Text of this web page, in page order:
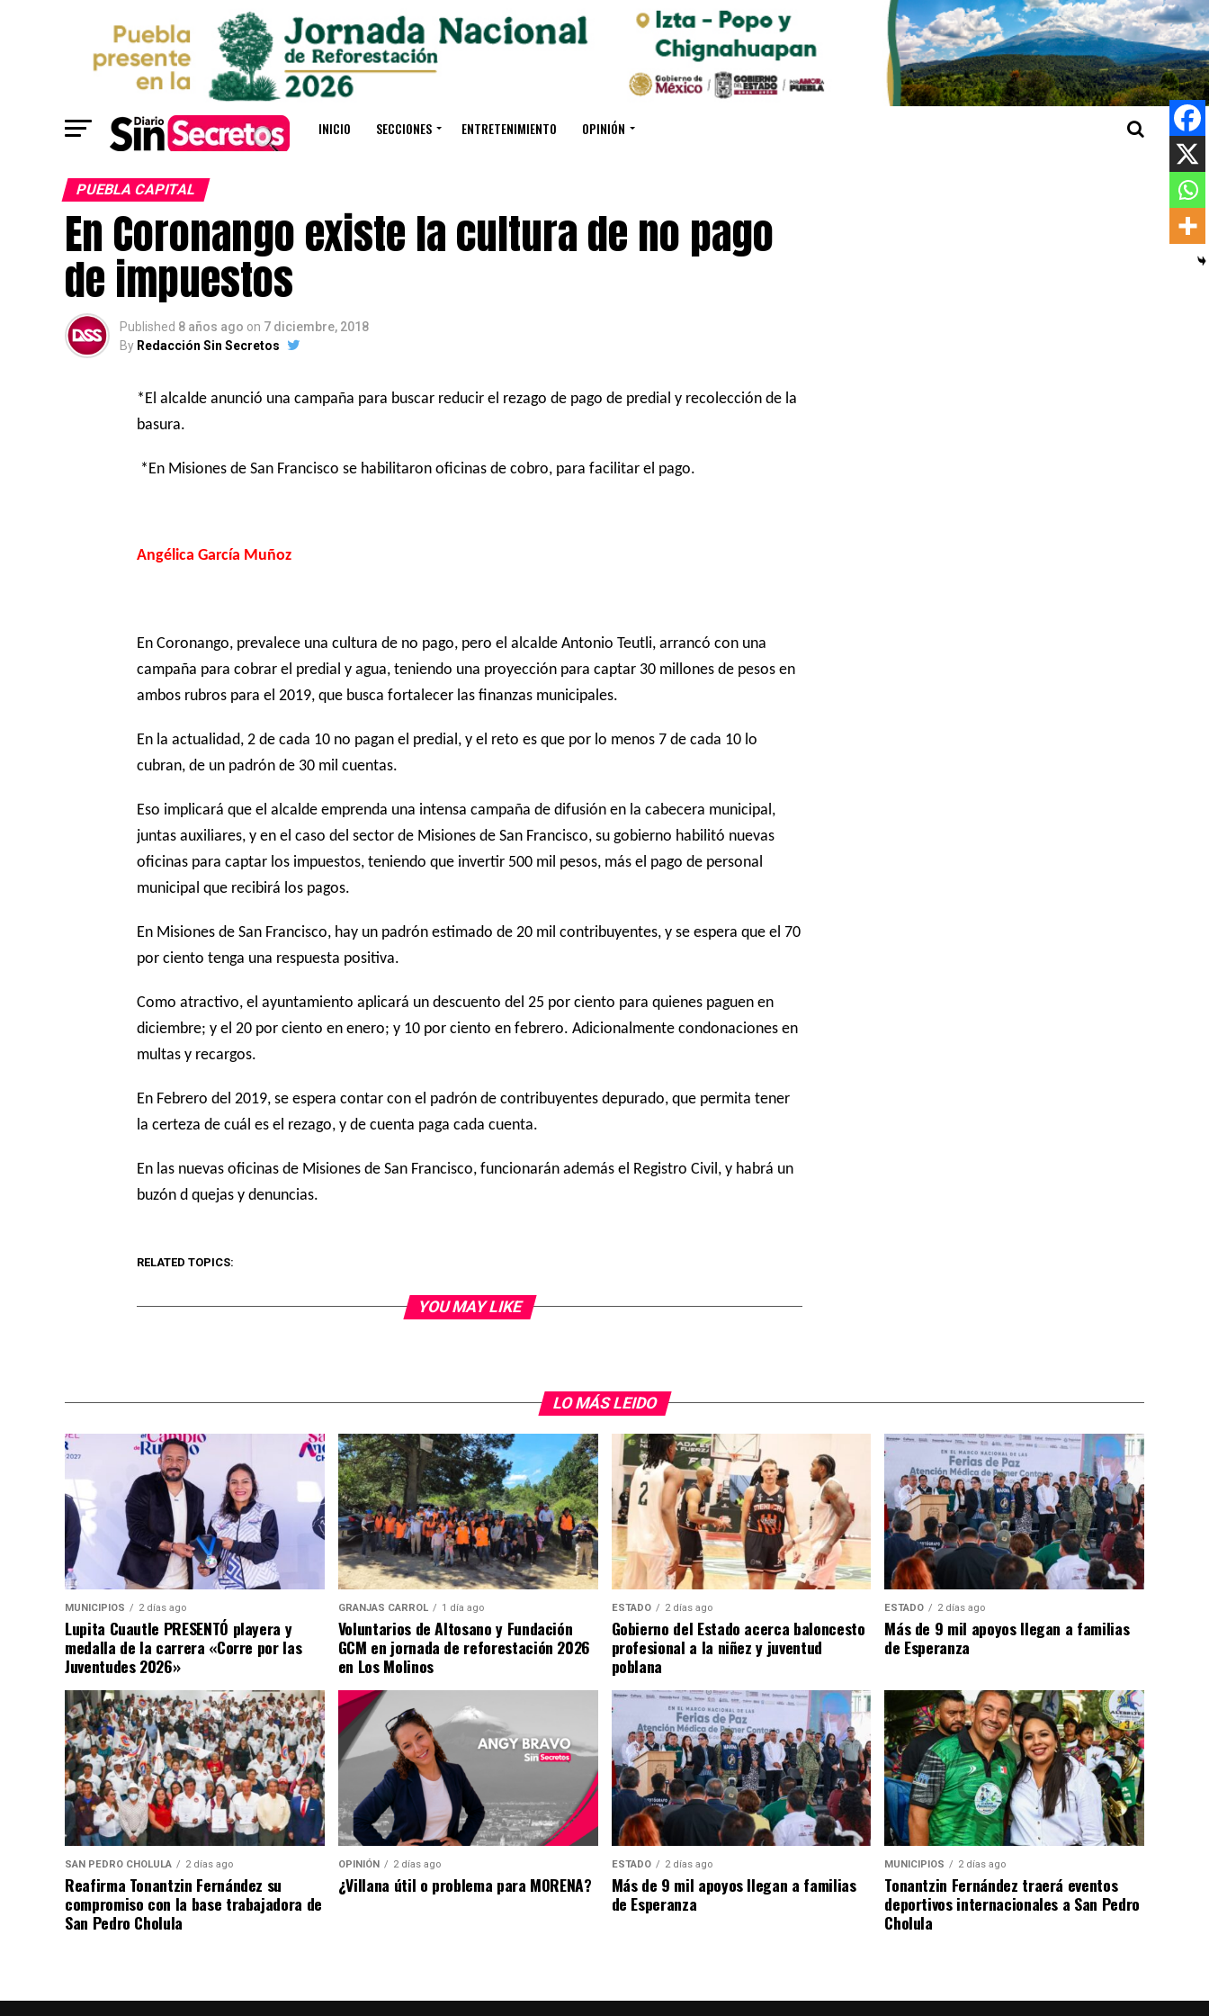
INICIO SECCIONES ENTRETENIMIENTO OPINIÓN
PUEBLA CAPITAL
En Coronango existe la cultura de no pago
de impuestos
Published 8 años ago on 7 diciembre, 2018
By Redacción Sin Secretos
*El alcalde anunció una campaña para buscar reducir el rezago de pago de predial y recolección de la
basura.
*En Misiones de San Francisco se habilitaron oficinas de cobro, para facilitar el pago.
Angélica García Muñoz
En Coronango, prevalece una cultura de no pago, pero el alcalde Antonio Teutli, arrancó con una
campaña para cobrar el predial y agua, teniendo una proyección para captar 30 millones de pesos en
ambos rubros para el 2019, que busca fortalecer las finanzas municipales.
En la actualidad, 2 de cada 10 no pagan el predial, y el reto es que por lo menos 7 de cada 10 lo
cubran, de un padrón de 30 mil cuentas.
Eso implicará que el alcalde emprenda una intensa campaña de difusión en la cabecera municipal,
juntas auxiliares, y en el caso del sector de Misiones de San Francisco, su gobierno habilitó nuevas
oficinas para captar los impuestos, teniendo que invertir 500 mil pesos, más el pago de personal
municipal que recibirá los pagos.
En Misiones de San Francisco, hay un padrón estimado de 20 mil contribuyentes, y se espera que el 70
por ciento tenga una respuesta positiva.
Como atractivo, el ayuntamiento aplicará un descuento del 25 por ciento para quienes paguen en
diciembre; y el 20 por ciento en enero; y 10 por ciento en febrero. Adicionalmente condonaciones en
multas y recargos.
En Febrero del 2019, se espera contar con el padrón de contribuyentes depurado, que permita tener
la certeza de cuál es el rezago, y de cuenta paga cada cuenta.
En las nuevas oficinas de Misiones de San Francisco, funcionarán además el Registro Civil, y habrá un
buzón d quejas y denuncias.
RELATED TOPICS:
YOU MAY LIKE
LO MÁS LEIDO
MUNICIPIOS 2 días ago
Lupita Cuautle PRESENTÓ playera y
medalla de la carrera «Corre por las
Juventudes 2026»
GRANJAS CARROL 1 día ago
Voluntarios de Altosano y Fundación
GCM en jornada de reforestación 2026
en Los Molinos
ESTADO 2 días ago
Gobierno del Estado acerca baloncesto
profesional a la niñez y juventud
poblana
ESTADO 2 días ago
Más de 9 mil apoyos llegan a familias
de Esperanza
SAN PEDRO CHOLULA 2 días ago
Reafirma Tonantzin Fernández su
compromiso con la base trabajadora de
San Pedro Cholula
OPINIÓN 2 días ago
¿Villana útil o problema para MORENA?
ESTADO 2 días ago
Más de 9 mil apoyos llegan a familias
de Esperanza
MUNICIPIOS 2 días ago
Tonantzin Fernández traerá eventos
deportivos internacionales a San Pedro
Cholula